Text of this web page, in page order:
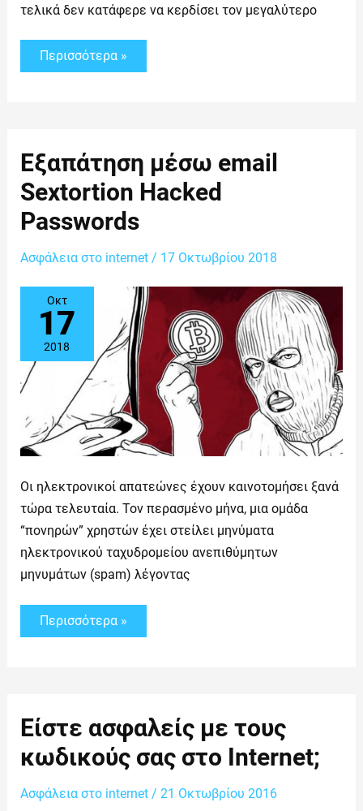
τελικά δεν κατάφερε να κερδίσει τον μεγαλύτερο
Περισσότερα »
Εξαπάτηση μέσω email
Sextortion Hacked
Passwords
Ασφάλεια στο internet/ 17 Οκτωβρίου 2018
Οκτ
17
2018
Οι ηλεκτρονικοί απατεώνες έχουν καινοτομήσει ξανά
τώρα τελευταία. Τον περασμένο μήνα, μια ομάδα
“πονηρών” χρηστών έχει στείλει μηνύματα
ηλεκτρονικού ταχυδρομείου ανεπιθύμητων
μηνυμάτων (spam) λέγοντας
Εξαπάτηση
μέσω
email
Sextortion
Hacked
Passwords
Περισσότερα »
Είστε ασφαλείς με τους
κωδικούς σας στο Internet;
Ασφάλεια στο internet/ 21 Οκτωβρίου 2016
Είστε
ασφαλείς
τους
κωδικούς
στο